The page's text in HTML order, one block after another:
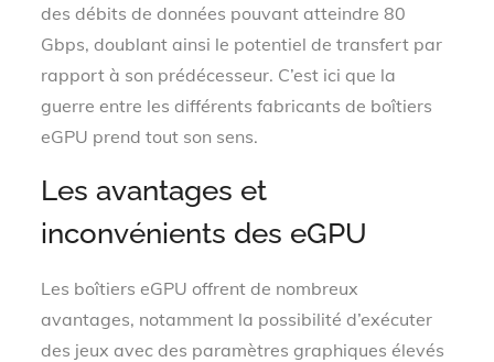
des débits de données pouvant atteindre 80
Gbps, doublant ainsi le potentiel de transfert par
rapport à son prédécesseur. C’est ici que la
guerre entre les différents fabricants de boîtiers
eGPU prend tout son sens.
Les avantages et
inconvénients des eGPU
Les boîtiers eGPU offrent de nombreux
avantages, notamment la possibilité d’exécuter
des jeux avec des paramètres graphiques élevés